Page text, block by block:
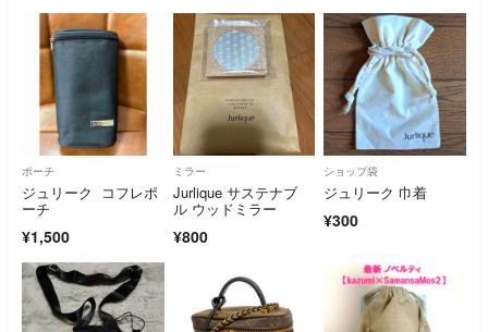
ポーチ
ジュリーク コフレポ
ーチ
¥1,500
ミラー
Jurlique サステナブ
ル ウッドミラー
¥800
ショップ袋
ジュリーク 巾着
¥300